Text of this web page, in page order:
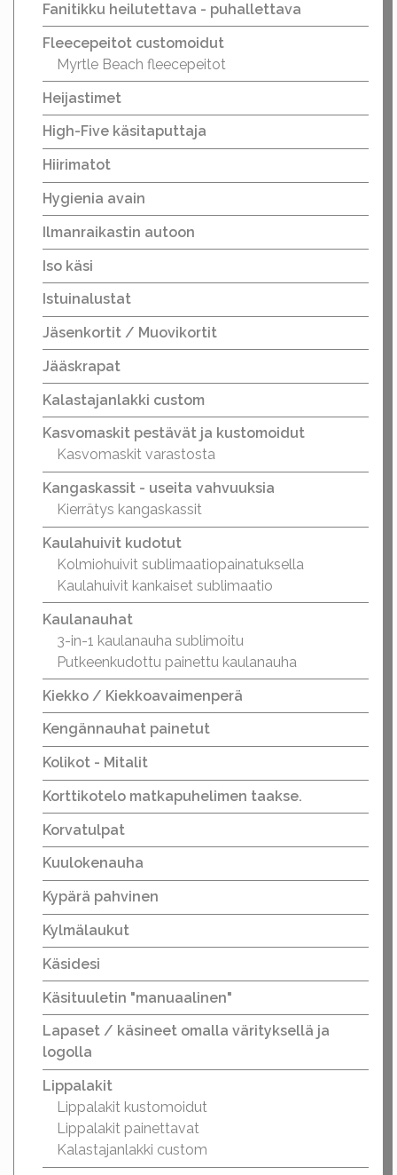
Fanitikku heilutettava - puhallettava
Fleecepeitot customoidut
Myrtle Beach fleecepeitot
Heijastimet
High-Five käsitaputtaja
Hiirimatot
Hygienia avain
Ilmanraikastin autoon
Iso käsi
Istuinalustat
Jäsenkortit / Muovikortit
Jääskrapat
Kalastajanlakki custom
Kasvomaskit pestävät ja kustomoidut
Kasvomaskit varastosta
Kangaskassit - useita vahvuuksia
Kierrätys kangaskassit
Kaulahuivit kudotut
Kolmiohuivit sublimaatiopainatuksella
Kaulahuivit kankaiset sublimaatio
Kaulanauhat
3-in-1 kaulanauha sublimoitu
Putkeenkudottu painettu kaulanauha
Kiekko / Kiekkoavaimenperä
Kengännauhat painetut
Kolikot - Mitalit
Korttikotelo matkapuhelimen taakse.
Korvatulpat
Kuulokenauha
Kypärä pahvinen
Kylmälaukut
Käsidesi
Käsituuletin "manuaalinen"
Lapaset / käsineet omalla värityksellä ja
logolla
Lippalakit
Lippalakit kustomoidut
Lippalakit painettavat
Kalastajanlakki custom